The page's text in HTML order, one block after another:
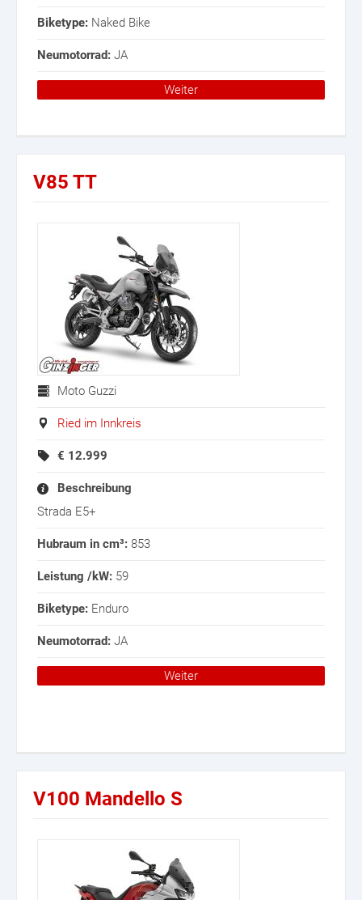
Biketype: Naked Bike
Neumotorrad: JA
Weiter
V85 TT
Moto Guzzi
Ried im Innkreis
€ 12.999
Beschreibung
Strada E5+
Hubraum in cm³: 853
Leistung /kW: 59
Biketype: Enduro
Neumotorrad: JA
Weiter
V100 Mandello S